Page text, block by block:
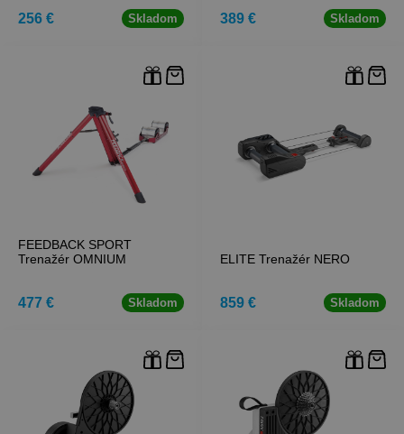
256 € Skladom 389 € Skladom
FEEDBACK SPORT
Trenažér OMNIUM
477 € Skladom
ELITE Trenažér NERO
859 € Skladom